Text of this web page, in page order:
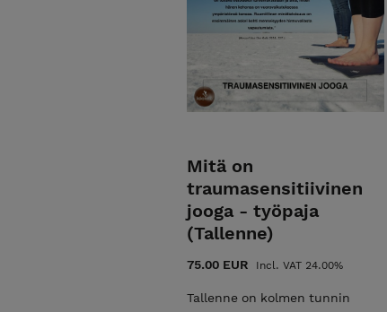
Mitä on
traumasensitiivinen
jooga - työpaja
(Tallenne)
75.00 EUR Incl. VAT 24.00%
Tallenne on kolmen tunnin